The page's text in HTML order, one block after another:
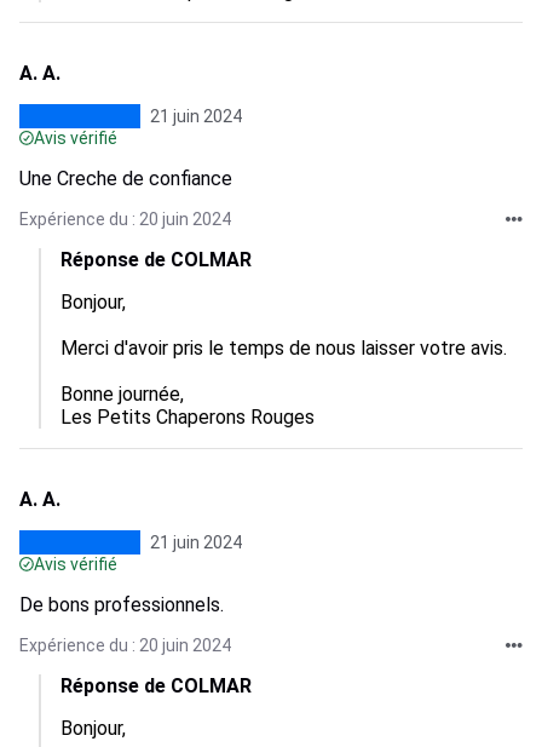
A. A.
21 juin 2024
Avis vérifié
Une Creche de confiance
Expérience du : 20 juin 2024
Réponse de COLMAR
Bonjour,
Merci d'avoir pris le temps de nous laisser votre avis.
Bonne journée,
Les Petits Chaperons Rouges
A. A.
21 juin 2024
Avis vérifié
De bons professionnels.
Expérience du : 20 juin 2024
Réponse de COLMAR
Bonjour,